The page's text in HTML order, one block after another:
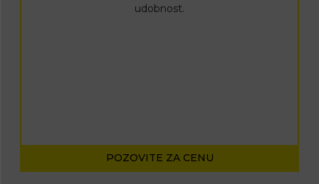
udobnost.
POZOVITE ZA CENU